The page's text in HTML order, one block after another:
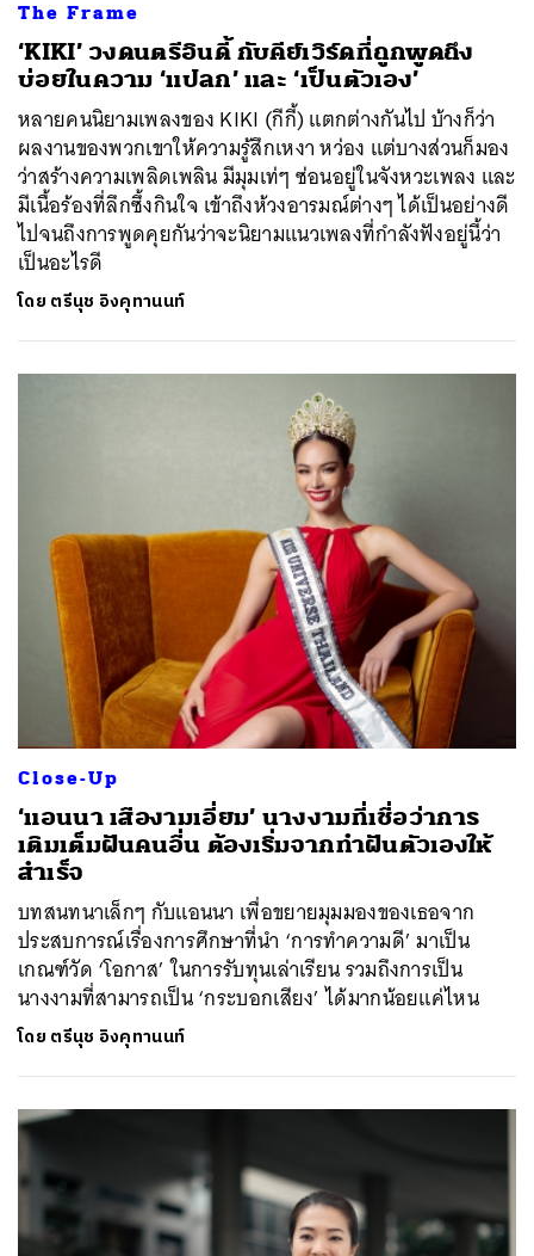
The Frame
‘KIKI’ วงดนตรีอินดี้ กับคีย์เวิร์ดที่ถูกพูดถึง
บ่อยในความ ‘แปลก’ และ ‘เป็นตัวเอง’
หลายคนนิยามเพลงของ KIKI (กีกี้) แตกต่างกันไป บ้างก็ว่า
ผลงานของพวกเขาให้ความรู้สึกเหงา หว่อง แต่บางส่วนก็มอง
ว่าสร้างความเพลิดเพลิน มีมุมเท่ๆ ซ่อนอยู่ในจังหวะเพลง และ
มีเนื้อร้องที่ลึกซึ้งกินใจ เข้าถึงห้วงอารมณ์ต่างๆ ได้เป็นอย่างดี
ไปจนถึงการพูดคุยกันว่าจะนิยามแนวเพลงที่กำลังฟังอยู่นี้ว่า
เป็นอะไรดี
โดย ตรีนุช อิงคุทานนท์
Close-Up
‘แอนนา เสืองามเอี่ยม’ นางงามที่เชื่อว่าการ
เติมเต็มฝันคนอื่น ต้องเริ่มจากทำฝันตัวเองให้
สำเร็จ
บทสนทนาเล็กๆ กับแอนนา เพื่อขยายมุมมองของเธอจาก
ประสบการณ์เรื่องการศึกษาที่นำ ‘การทำความดี’ มาเป็น
เกณฑ์วัด ‘โอกาส’ ในการรับทุนเล่าเรียน รวมถึงการเป็น
นางงามที่สามารถเป็น ‘กระบอกเสียง’ ได้มากน้อยแค่ไหน
โดย ตรีนุช อิงคุทานนท์